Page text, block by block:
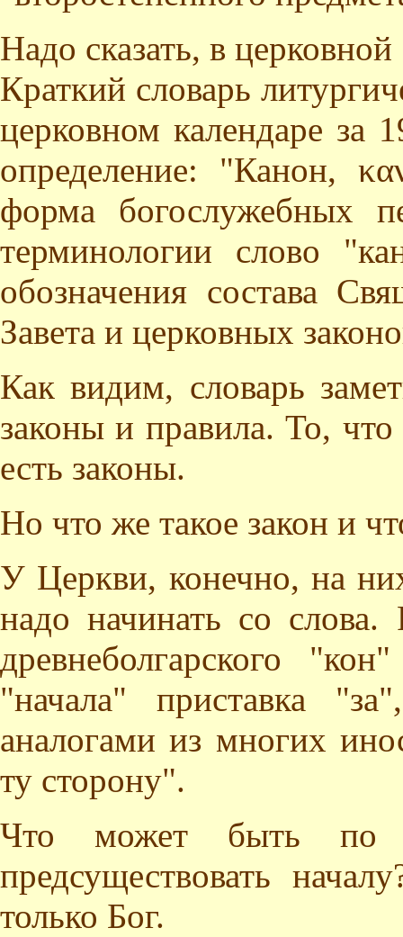
Надо сказать, в
Краткий словарь
церковном календаре за
определение: "Канон,
форма богослужебных
терминологии слово
обозначения состава
Завета и церковных
Как видим, словарь
законы и правила. То,
есть законы.
Но что же такое закон и
У Церкви, конечно, на
надо начинать со слова.
древнеболгарского
"начала" приставка
аналогами из многих
ту сторону".
Что может быть по
предсуществовать
только Бог.